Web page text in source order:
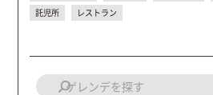
託児所
レストラン